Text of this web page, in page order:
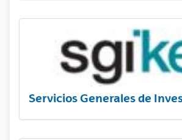
Servicios Generales de